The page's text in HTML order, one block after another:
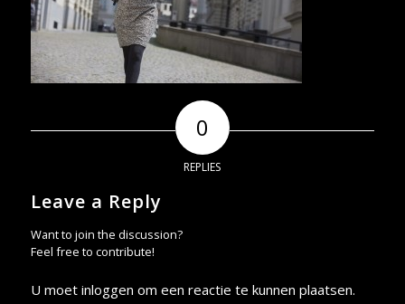
0
REPLIES
Leave a Reply
Want to join the discussion?
Feel free to contribute!
U moet inloggen om een reactie te kunnen plaatsen.